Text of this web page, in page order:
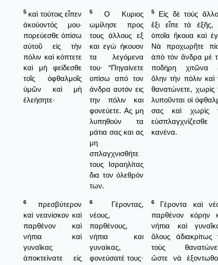
5 καὶ τούτοις εἶπεν
ἀκούοντός μου·
πορεύεσθε ὀπίσω
αὐτοῦ εἰς τὴν
πόλιν καὶ κόπτετε
καὶ μὴ φείδεσθε
τοῖς ὀφθαλμοῖς
ὑμῶν καὶ μὴ
ἐλεήσητε·
5
Ο Κυριος
ωμίλησε προς
τους άλλους εξ
και εγώ ήκουον
τα λεγόμενα
του· “Πηγαίνετε
οπίσω από τον
άνδρα αυτόν εις
την πόλιν και
φονεύετε. Ας μη
λυπηθούν τα
μάτια σας και ας
μη
σπλαγχνισθήτε
τους Ισραηλίτας
δια τον όλεθρόν
των.
5
Εἰς δὲ τοὺς
ἕξι εἶπε τὰ ἑξῆς,
ὁποῖα ἤκουα καὶ
Νὰ προχωρῆτε
ἀπὸ τὸν ἄνδρα μὲ
ποδήρη χιτῶνα
ὅλην τὴν πόλιν καὶ
θανατώνετε, χωρὶς
λυποῦνται οἱ
σας καὶ χωρὶς
εὐσπλαγχνίζεσθε
κανένα.
6
πρεσβύτερον
καὶ νεανίσκον καὶ
παρθένον καὶ
νήπια καὶ
γυναῖκας
ἀποκτείνατε εἰς
6
Γέροντας,
νέους,
παρθένους,
νήπια και
γυναίκας,
φονεύσατέ τους·
6
Γέροντα καὶ
παρθένον κόρην
νήπια καὶ
ὅλους ἀδιακρίτως
τοὺς
ὥστε νὰ